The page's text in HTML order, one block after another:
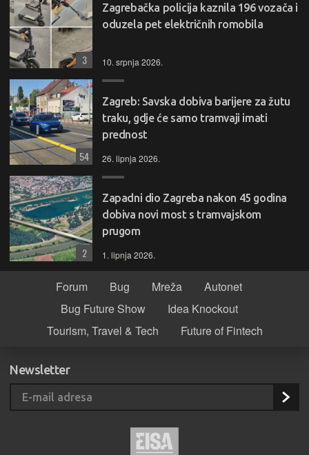
Zagrebačka policija kaznila 196 vozača i
oduzela pet električnih romobila
10. srpnja 2026.
3
Zagreb: Savska dobiva barijere za žutu
traku, gdje će samo tramvaji imati
prednost
26. lipnja 2026.
54
Zapadni dio Zagreba nakon 45 godina
dobiva novi most s tramvajskom
prugom
1. lipnja 2026.
2
Forum Bug Mreža
Autonet
Bug Future Show
Idea Knockout
Tourism, Travel & Tech
Future of Fintech
Newsletter